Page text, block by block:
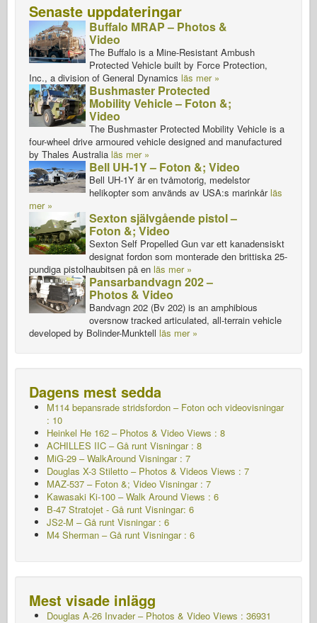
Senaste uppdateringar
Buffalo MRAP – Photos &
Video
The Buffalo is a Mine-Resistant Ambush
Protected Vehicle built by Force Protection,
Inc., a division of General Dynamics läs mer »
Bushmaster Protected
Mobility Vehicle – Foton &;
Video
The Bushmaster Protected Mobility Vehicle is a
four-wheel drive armoured vehicle designed and manufactured
by Thales Australia läs mer »
Bell UH-1Y – Foton &; Video
Bell UH-1Y är en tvåmotorig, medelstor
helikopter som används av USA:s marinkårläs
mer »
Sexton självgående pistol –
Foton &; Video
Sexton Self Propelled Gun var ett kanadensiskt
designat fordon som monterade den brittiska 25-
pundiga pistolhaubitsen på en läs mer »
Pansarbandvagn 202 –
Photos & Video
Bandvagn 202 (Bv 202) is an amphibious
oversnow tracked articulated, all-terrain vehicle
developed by Bolinder-Munktell läs mer »
Dagens mest sedda
M114 bepansrade stridsfordon – Foton och videovisningar
: 10
Heinkel He 162 – Photos & Video Views : 8
ACHILLES IIC – Gå runt Visningar : 8
MiG-29 – WalkAround Visningar : 7
Douglas X-3 Stiletto – Photos & Videos Views : 7
MAZ-537 – Foton &; Video Visningar : 7
Kawasaki Ki-100 – Walk Around Views : 6
B-47 Stratojet - Gå runt Visningar: 6
JS2-M – Gå runt Visningar : 6
M4 Sherman – Gå runt Visningar : 6
Mest visade inlägg
Douglas A-26 Invader – Photos & Video Views : 36931